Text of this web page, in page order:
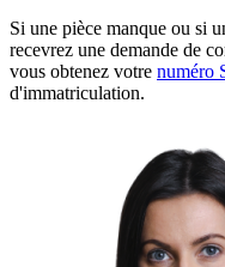
Si une pièce manque ou si
recevrez une demande de
vous obtenez votre numéro
d'immatriculation.